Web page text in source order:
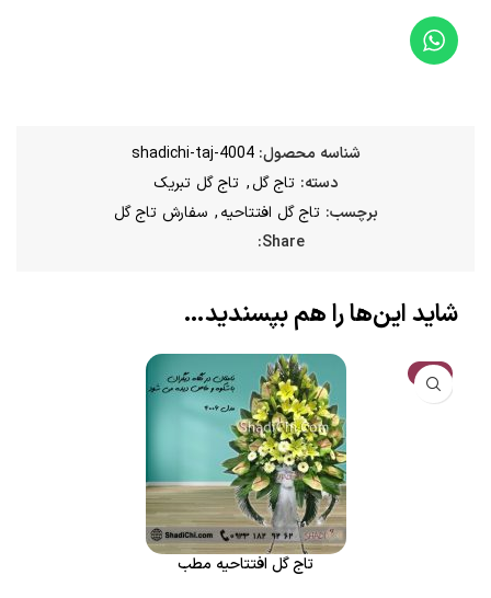
شناسه محصول:shadichi-taj-4004
دسته: تاج گل, تاج گل تبریک
برچسب: تاج گل افتتاحیه, سفارش تاج گل
Share:
شاید این‌ها را هم بپسندید…
حراج
تاج گل افتتاحیه مطب